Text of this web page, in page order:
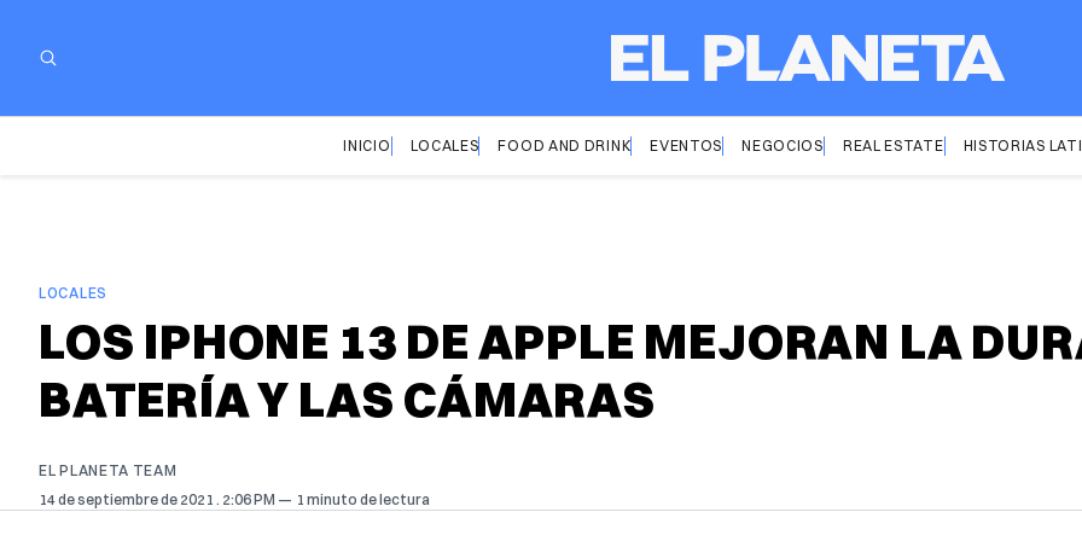
INICIO LOCALES FOOD AND DRINK EVENTOS NEGOCIOS REAL ESTATE HISTORIAS
LOCALES
LOS IPHONE 13 DE APPLE MEJORAN LA
BATERÍA Y LAS CÁMARAS
EL PLANETA TEAM
14 de septiembre de 2021 . 2:06 PM 1 minuto de lectura